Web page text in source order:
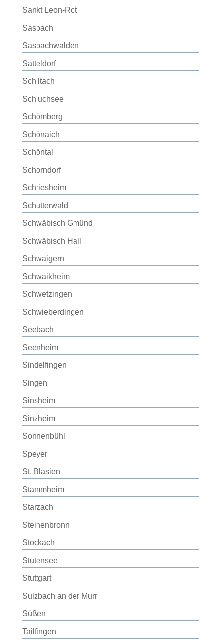
Sankt Leon-Rot
Sasbach
Sasbachwalden
Satteldorf
Schiltach
Schluchsee
Schömberg
Schönaich
Schöntal
Schorndorf
Schriesheim
Schutterwald
Schwäbisch Gmünd
Schwäbisch Hall
Schwaigern
Schwaikheim
Schwetzingen
Schwieberdingen
Seebach
Seenheim
Sindelfingen
Singen
Sinsheim
Sinzheim
Sonnenbühl
Speyer
St. Blasien
Stammheim
Starzach
Steinenbronn
Stockach
Stutensee
Stuttgart
Sulzbach an der Murr
Süßen
Tailfingen